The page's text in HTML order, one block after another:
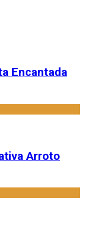
Encantada
Arroto